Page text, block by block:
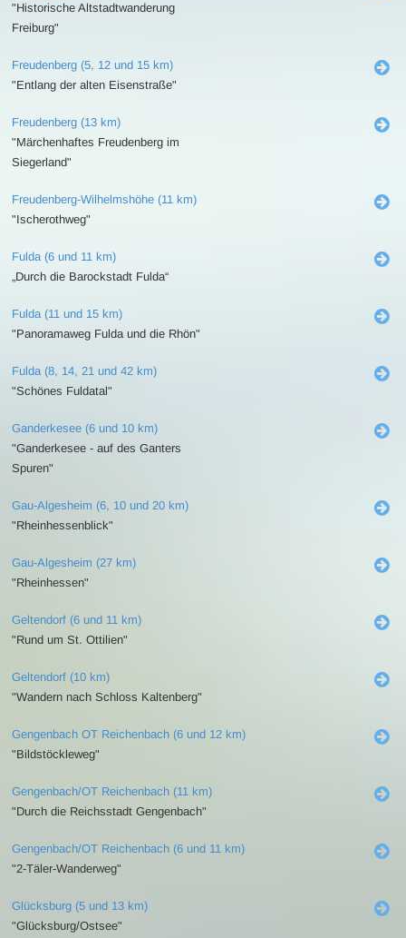
"Historische Altstadtwanderung
Freiburg"
Freudenberg (5, 12 und 15 km)
"Entlang der alten Eisenstraße"
Freudenberg (13 km)
"Märchenhaftes Freudenberg im
Siegerland"
Freudenberg-Wilhelmshöhe (11 km)
"Ischerothweg"
Fulda (6 und 11 km)
„Durch die Barockstadt Fulda“
Fulda (11 und 15 km)
"Panoramaweg Fulda und die Rhön"
Fulda (8, 14, 21 und 42 km)
"Schönes Fuldatal"
Ganderkesee (6 und 10 km)
"Ganderkesee - auf des Ganters
Spuren"
Gau-Algesheim (6, 10 und 20 km)
"Rheinhessenblick"
Gau-Algesheim (27 km)
"Rheinhessen"
Geltendorf (6 und 11 km)
"Rund um St. Ottilien"
Geltendorf (10 km)
"Wandern nach Schloss Kaltenberg"
Gengenbach OT Reichenbach (6 und 12 km)
"Bildstöckleweg"
Gengenbach/OT Reichenbach (11 km)
"Durch die Reichsstadt Gengenbach"
Gengenbach/OT Reichenbach (6 und 11 km)
"2-Täler-Wanderweg"
Glücksburg (5 und 13 km)
"Glücksburg/Ostsee"